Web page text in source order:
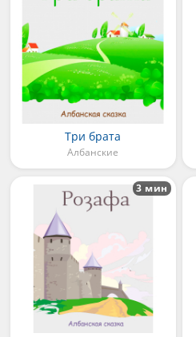
Три брата
Албанские
3 мин